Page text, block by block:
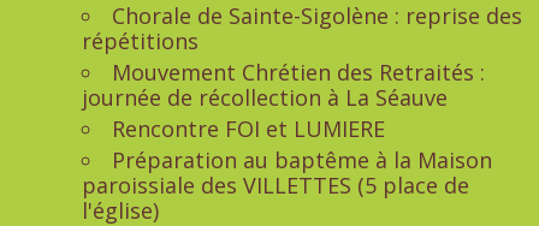
Chorale de Sainte-Sigolène : reprise des
répétitions
Mouvement Chrétien des Retraités :
journée de récollection à La Séauve
Rencontre FOI et LUMIERE
Préparation au baptême à la Maison
paroissiale des VILLETTES (5 place de
l'église)